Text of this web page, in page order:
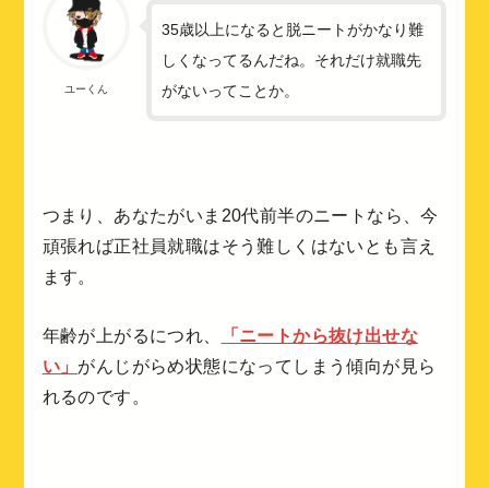
ユーくん
35歳以上になると脱ニートがかなり難
しくなってるんだね。それだけ就職先
がないってことか。
つまり、あなたがいま20代前半のニートなら、今
頑張れば正社員就職はそう難しくはないとも言え
ます。
年齢が上がるにつれ、
「ニートから抜け出せな
い」 がんじがらめ状態になってしまう傾向が見ら
れるのです。